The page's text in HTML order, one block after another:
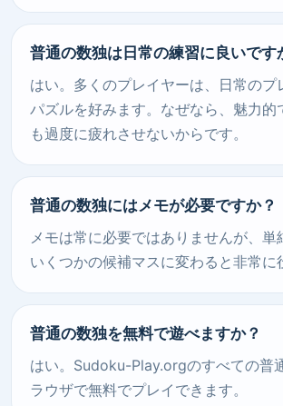
普通の数独は日常の練習に良いです
はい。多くのプレイヤーは、日常のプ
パズルを好みます。なぜなら、魅力的
も過度に疲れさせないからです。
普通の数独にはメモが必要ですか？
メモは常に必要ではありませんが、単
いくつかの候補マスに変わると非常に
普通の数独を無料で遊べますか？
はい。Sudoku-Play.orgのすべての普
ラウザで無料でプレイできます。